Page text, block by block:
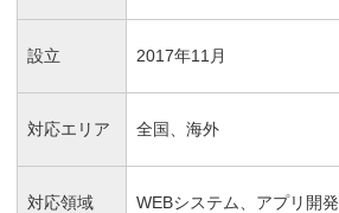
設立 2017年11月
対応エリア 全国、海外
対応領域 WEBシステム、アプリ開発